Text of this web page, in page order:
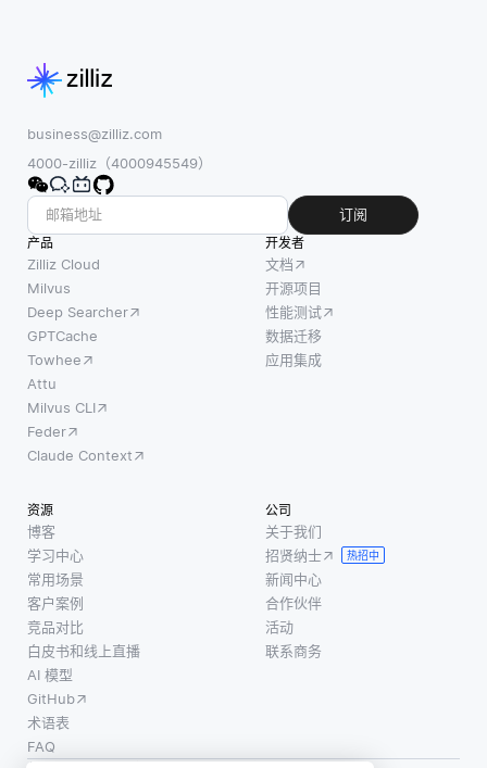
business@zilliz.com
4000-zilliz（4000945549）
订阅
产品
Zilliz Cloud
Milvus
Deep Searcher
GPTCache
Towhee
Attu
Milvus CLI
Feder
Claude Context
开发者
文档
开源项目
性能测试
数据迁移
应用集成
资源
博客
学习中心
常用场景
客户案例
竞品对比
白皮书和线上直播
AI 模型
GitHub
术语表
FAQ
公司
关于我们
招贤纳士
热招中
新闻中心
合作伙伴
活动
联系商务